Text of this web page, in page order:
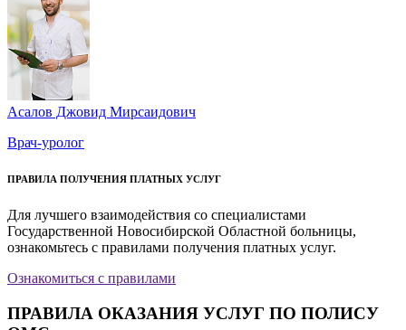
Асалов Джовид Мирсаидович
Врач-уролог
ПРАВИЛА ПОЛУЧЕНИЯ ПЛАТНЫХ УСЛУГ
Для лучшего взаимодействия со специалистами
Государственной Новосибирской Областной больницы,
ознакомьтесь с правилами получения платных услуг.
Ознакомиться с правилами
ПРАВИЛА ОКАЗАНИЯ УСЛУГ ПО ПОЛИСУ